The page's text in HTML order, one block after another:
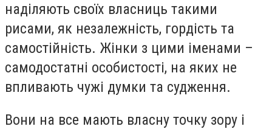
наділяють своїх власниць такими
рисами, як незалежність, гордість та
самостійність. Жінки з цими іменами –
самодостатні особистості, на яких не
впливають чужі думки та судження.
Вони на все мають власну точку зору і